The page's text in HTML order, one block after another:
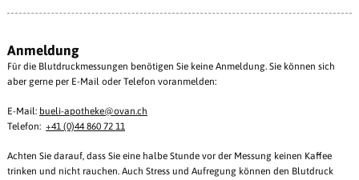
Anmeldung
Für die Blutdruckmessungen benötigen Sie keine Anmeldung. Sie können sich
aber gerne per E-Mail oder Telefon voranmelden:
E-Mail: bueli-apotheke@ovan.ch
Telefon: +41 (0)44 860 72 11
Achten Sie darauf, dass Sie eine halbe Stunde vor der Messung keinen Kaffee
trinken und nicht rauchen. Auch Stress und Aufregung können den Blutdruck